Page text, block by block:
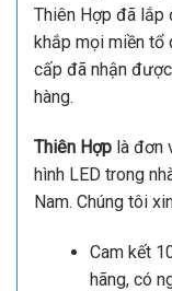
Thiên Hợp đã lắp
khắp mọi miền tổ
cấp đã nhận
hàng.
Thiên Hợp là đơn
hình LED trong
Nam. Chúng tôi
Cam kết
hãng, có